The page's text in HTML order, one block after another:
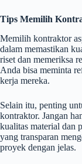
Tips Memilih
Memilih kontraktor
dalam memastikan
riset dan memeriksa
Anda bisa meminta
kerja mereka.
Selain itu, penting
kontraktor. Jangan
kualitas material dan
yang transparan
proyek dengan jelas.